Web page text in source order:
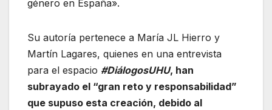
género en España».
Su autoría pertenece a María JL Hierro y
Martín Lagares, quienes en una entrevista
para el espacio #DiálogosUHU, han
subrayado el “gran reto y responsabilidad”
que supuso esta creación, debido al